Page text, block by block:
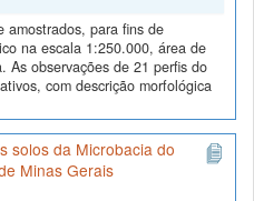
amostrados, para fins de
na escala 1:250.000, área de
As observações de 21 perfis do
com descrição morfológica
solos da Microbacia do
Minas Gerais